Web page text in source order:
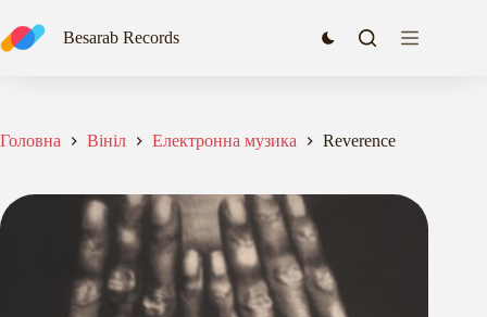
до
вмісту
Besarab Records
Головна Вініл Електронна музика Reverence